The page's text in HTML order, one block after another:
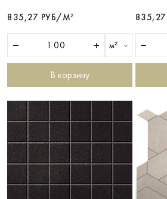
835,27 РУБ/М²
м²
В корзину